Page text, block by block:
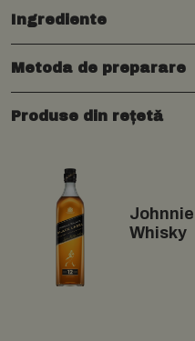
Ingrediente
Metoda de preparare
Produse din rețetă
Whisky